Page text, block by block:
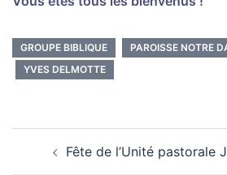
GROUPE BIBLIQUE
PAROISSE NOTRE
YVES DELMOTTE
Navigation
d’articleFête de l’Unité pastorale